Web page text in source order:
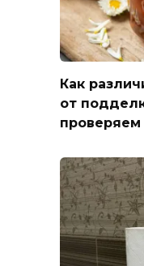
Как
от
проверяем